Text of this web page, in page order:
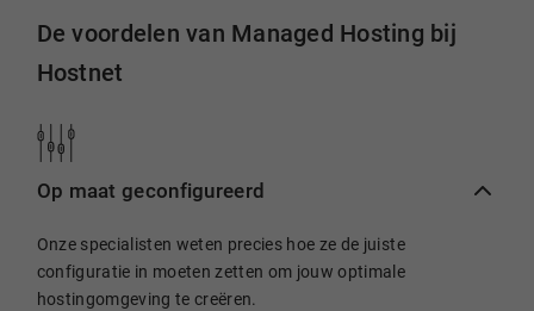
De voordelen van Managed Hosting bij
Hostnet
Op maat geconfigureerd
Onze specialisten weten precies hoe ze de juiste
configuratie in moeten zetten om jouw optimale
hostingomgeving te creëren.